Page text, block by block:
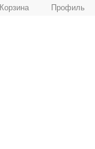
Корзина Профиль